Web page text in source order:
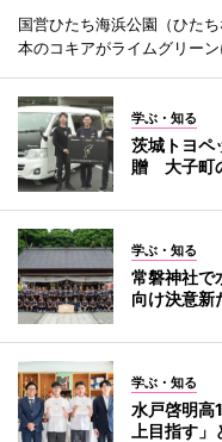
国営ひたち海浜公園（ひた
本のコキアがライムグリーン
学ぶ・知る
茨城トヨペ
贈 大子町
学ぶ・知る
常磐神社
向け決意新
学ぶ・知る
水戸啓明
上目指す